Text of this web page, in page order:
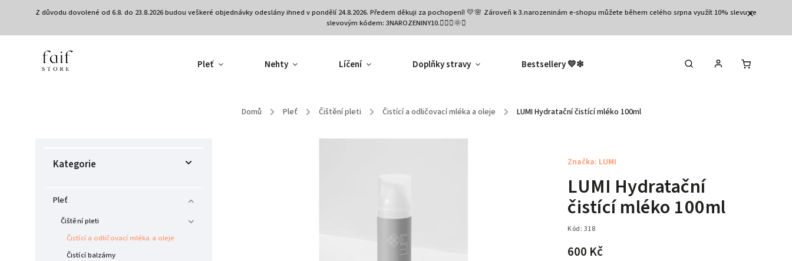
Z důvodu dovolené od 6.8. do 23.8.2026 budou veškeré objednávky odeslány ihned v pondělí 24.8.2026. Předem děkuji za pochopení! 💛🌸 Zároveň k 3.narozeninám e-shopu můžete během celého srpna využít 10% slevu se
slevovým kódem: 3NAROZENINY10.🧚🏻‍♀️🌞✨
Pleť Nehty Líčení Doplňky stravy Bestsellery 💛❇︎ Tělo
Domů / Pleť / Čištění pleti / Čistící a odličovací mléka a oleje / LUMI Hydratační čistící mléko 100ml
Kategorie
Pleť
Čištění pleti
Čistící a odličovací mléka a oleje
Čistící balzámy
LUMI Hydratační
čistící mléko 100ml
Kód: 318
600 Kč
Značka: LUMI